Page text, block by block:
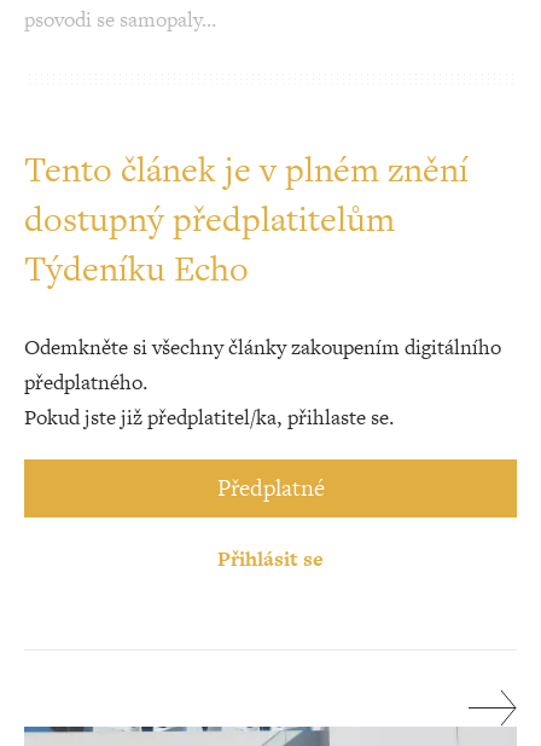
psovodi se samopaly…
Tento článek je v plném znění
dostupný předplatitelům
Týdeníku Echo
Odemkněte si všechny články zakoupením digitálního
předplatného.
Pokud jste již předplatitel/ka, přihlaste se.
Předplatné
Přihlásit se